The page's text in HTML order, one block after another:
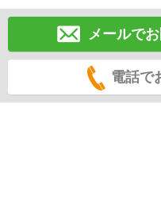
メールで
電話で